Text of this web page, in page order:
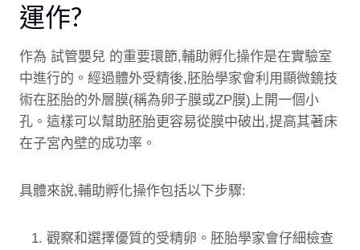
運作?
作為 試管嬰兒 的重要環節,輔助孵化操作是在實驗室
中進行的。經過體外受精後,胚胎學家會利用顯微鏡技
術在胚胎的外層膜(稱為卵子膜或ZP膜)上開一個小
孔。這樣可以幫助胚胎更容易從膜中破出,提高其著床
在子宮內壁的成功率。
具體來說,輔助孵化操作包括以下步驟:
觀察和選擇優質的受精卵。胚胎學家會仔細檢查